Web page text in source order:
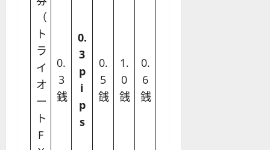
0.
3
銭
0.
3
p
i
p
s
0.
5
銭
1.
0
銭
0.
6
銭